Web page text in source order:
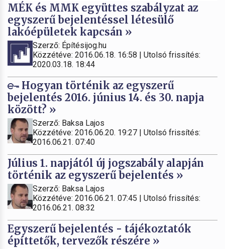
MÉK és MMK együttes szabályzat az
egyszerű bejelentéssel létesülő
lakóépületek kapcsán »
Szerző: Építésijog.hu
Közzétéve: 2016.06.18. 16:58 | Utolsó frissítés:
2020.03.18. 18:44
Hogyan történik az egyszerű
bejelentés 2016. június 14. és 30. napja
között? »
Szerző: Baksa Lajos
Közzétéve: 2016.06.20. 19:27 | Utolsó frissítés:
2016.06.21. 07:40
Július 1. napjától új jogszabály alapján
történik az egyszerű bejelentés »
Szerző: Baksa Lajos
Közzétéve: 2016.06.21. 07:45 | Utolsó frissítés:
2016.06.21. 08:32
Egyszerű bejelentés - tájékoztatók
építtetők, tervezők részére »